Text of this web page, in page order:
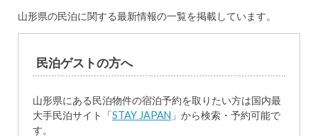
山形県の民泊に関する最新情報の一覧を掲載しています。
民泊ゲストの方へ
山形県にある民泊物件の宿泊予約を取りたい方は国内最
大手民泊サイト「STAY JAPAN 」から検索・予約可能で
す。